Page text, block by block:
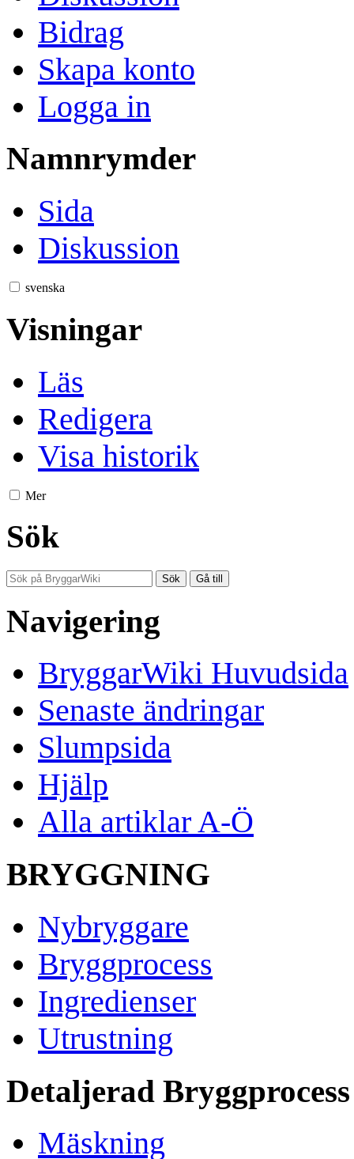
Bidrag
Skapa konto
Logga in
Namnrymder
Sida
Diskussion
svenska
Visningar
Läs
Redigera
Visa historik
Mer
Sök
Navigering
BryggarWiki Huvudsida
Senaste ändringar
Slumpsida
Hjälp
Alla artiklar A-Ö
BRYGGNING
Nybryggare
Bryggprocess
Ingredienser
Utrustning
Detaljerad Bryggprocess
Mäskning